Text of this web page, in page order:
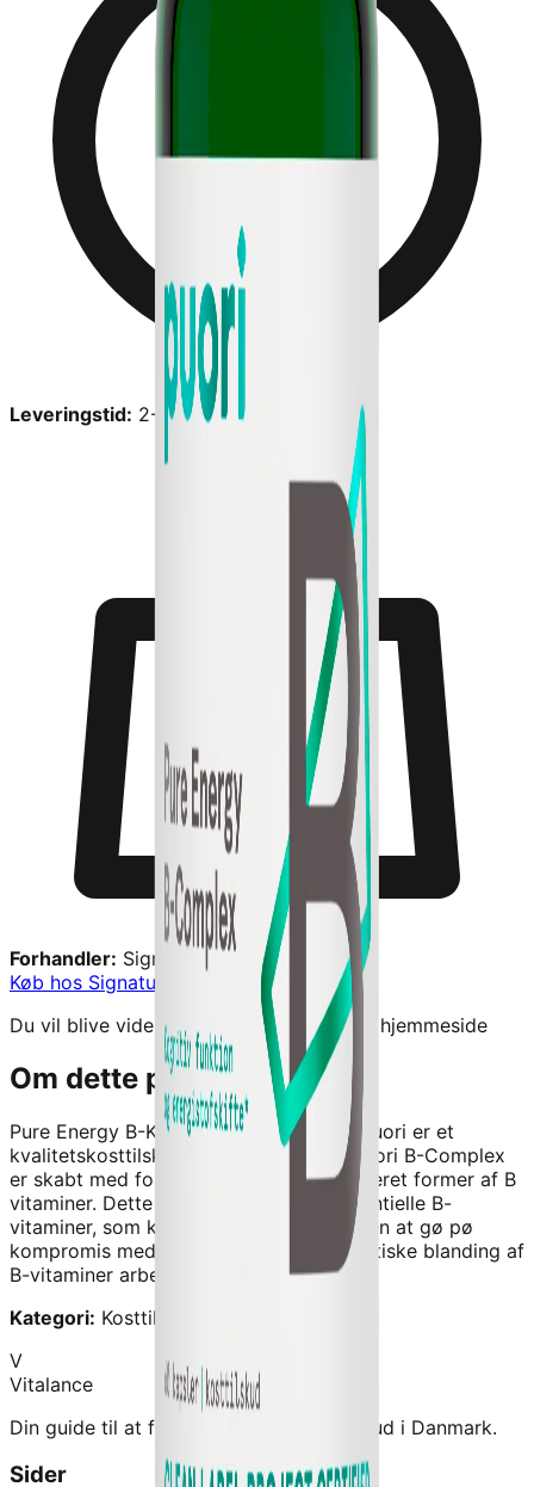
Leveringstid: 2-6 dage
Forhandler: Signaturshop
Køb hos Signaturshop
Du vil blive videresendt til forhandlerens hjemmeside
Om dette produkt
Pure Energy B-Komplex - 60 Kapsler - Puori er et
kvalitetskosttilskud fra
Signaturshop .Puori B-Complex
er skabt med fokus pø aktive og methyleret former af B
vitaminer. Dette sikrer, at du før de essentielle B-
vitaminer, som kroppen har brug for, uden at gø pø
kompromis med kvaliteten. Den synergetiske blanding af
B-vitaminer arbejder samme
Kategori: Kosttilskud
V
Vitalance
Din guide til at finde de bedste kosttilskud i Danmark.
Sider